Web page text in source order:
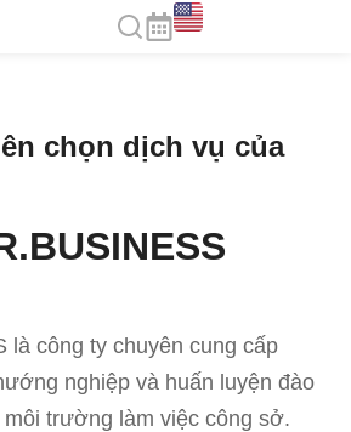
chọn dịch vụ của
là công ty chuyên cung cấp
nghiệp và huấn luyện đào
trường làm việc công sở.